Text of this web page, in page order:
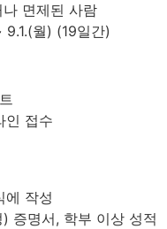
면제된 사람
월) (19일간)
인 접수
에 작성
증명서, 학부 이상 성적